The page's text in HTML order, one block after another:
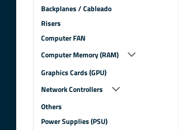
Backplanes / Cableado
Risers
Computer FAN
Computer Memory (RAM)
Graphics Cards (GPU)
Network Controllers
Others
Power Supplies (PSU)